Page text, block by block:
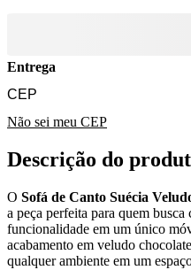
Entrega
Não sei meu CEP
Descrição do
O Sofá de Canto Suécia
a peça perfeita para quem
funcionalidade em um único
acabamento em veludo
qualquer ambiente em um